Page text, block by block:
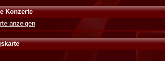
Konzerte
anzeigen